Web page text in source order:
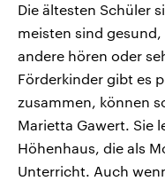
Die ältesten Schüler
meisten sind
andere hören oder
Förderkinder gibt es
zusammen, können
Marietta Gawert. Sie
Höhenhaus, die als
Unterricht. Auch